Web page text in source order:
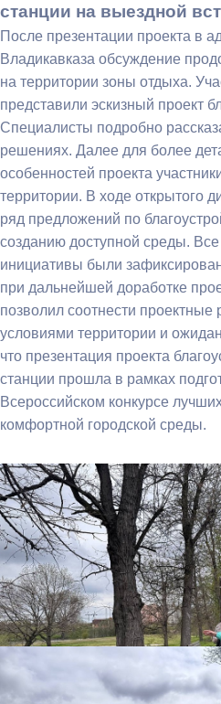
станции на выездной
После презентации проекта в
Владикавказа обсуждение
на территории зоны отдыха.
представили эскизный проект
Специалисты подробно
решениях. Далее для более
особенностей проекта
территории. В ходе открытого
ряд предложений по
созданию доступной среды.
инициативы были
при дальнейшей доработке
позволил соотнести
условиями территории и
что презентация проекта
станции прошла в рамках
Всероссийском конкурсе
комфортной городской среды.